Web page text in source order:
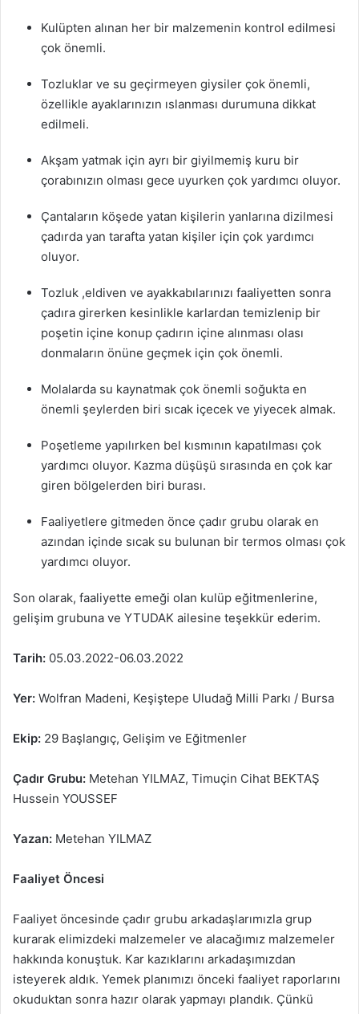
Kulüpten alınan her bir malzemenin kontrol edilmesi
çok önemli.
Tozluklar ve su geçirmeyen giysiler çok önemli,
özellikle ayaklarınızın ıslanması durumuna dikkat
edilmeli.
Akşam yatmak için ayrı bir giyilmemiş kuru bir
çorabınızın olması gece uyurken çok yardımcı oluyor.
Çantaların köşede yatan kişilerin yanlarına dizilmesi
çadırda yan tarafta yatan kişiler için çok yardımcı
oluyor.
Tozluk ,eldiven ve ayakkabılarınızı faaliyetten sonra
çadıra girerken kesinlikle karlardan temizlenip bir
poşetin içine konup çadırın içine alınması olası
donmaların önüne geçmek için çok önemli.
Molalarda su kaynatmak çok önemli soğukta en
önemli şeylerden biri sıcak içecek ve yiyecek almak.
Poşetleme yapılırken bel kısmının kapatılması çok
yardımcı oluyor. Kazma düşüşü sırasında en çok kar
giren bölgelerden biri burası.
Faaliyetlere gitmeden önce çadır grubu olarak en
azından içinde sıcak su bulunan bir termos olması çok
yardımcı oluyor.
Son olarak, faaliyette emeği olan kulüp eğitmenlerine,
gelişim grubuna ve YTUDAK ailesine teşekkür ederim.
Tarih: 05.03.2022-06.03.2022
Yer: Wolfran Madeni, Keşiştepe Uludağ Milli Parkı / Bursa
Ekip: 29 Başlangıç, Gelişim ve Eğitmenler
Çadır Grubu: Metehan YILMAZ, Timuçin Cihat BEKTAŞ
Hussein YOUSSEF
Yazan: Metehan YILMAZ
Faaliyet Öncesi
Faaliyet öncesinde çadır grubu arkadaşlarımızla grup
kurarak elimizdeki malzemeler ve alacağımız malzemeler
hakkında konuştuk. Kar kazıklarını arkadaşımızdan
isteyerek aldık. Yemek planımızı önceki faaliyet raporlarını
okuduktan sonra hazır olarak yapmayı plandık. Çünkü